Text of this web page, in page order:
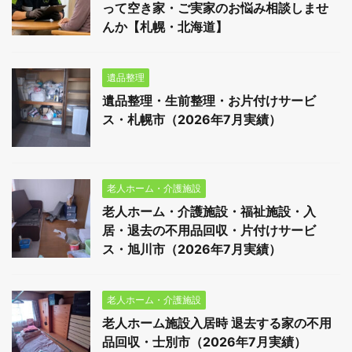
って空き家・ご実家のお悩み相談しませ
んか【札幌・北海道】
遺品整理
遺品整理・生前整理・お片付けサービ
ス・札幌市（2026年7月実績）
老人ホーム・介護施設
老人ホーム・介護施設・福祉施設・入
居・退去の不用品回収・片付けサービ
ス・旭川市（2026年7月実績）
老人ホーム・介護施設
老人ホーム施設入居時 退去する家の不用
品回収・士別市（2026年7月実績）